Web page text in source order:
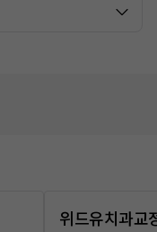
위드유치과교